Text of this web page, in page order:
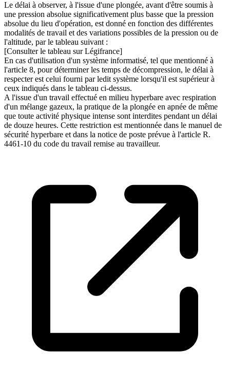
Le délai à observer, à l'issue d'une plongée, avant d'être soumis à
une pression absolue significativement plus basse que la pression
absolue du lieu d'opération, est donné en fonction des différentes
modalités de travail et des variations possibles de la pression ou de
l'altitude, par le tableau suivant :
[Consulter le tableau sur Légifrance]
En cas d'utilisation d'un système informatisé, tel que mentionné à
l'article 8, pour déterminer les temps de décompression, le délai à
respecter est celui fourni par ledit système lorsqu'il est supérieur à
ceux indiqués dans le tableau ci-dessus.
A l'issue d'un travail effectué en milieu hyperbare avec respiration
d'un mélange gazeux, la pratique de la plongée en apnée de même
que toute activité physique intense sont interdites pendant un délai
de douze heures. Cette restriction est mentionnée dans le manuel de
sécurité hyperbare et dans la notice de poste prévue à l'article R.
4461-10 du code du travail remise au travailleur.